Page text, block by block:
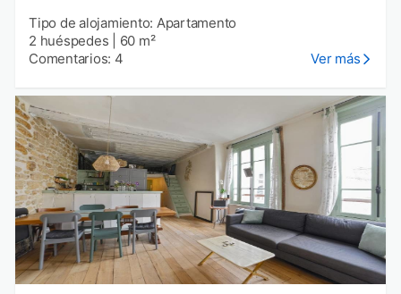
Tipo de alojamiento: Apartamento
2 huéspedes
60 m²
Comentarios: 4
Ver más